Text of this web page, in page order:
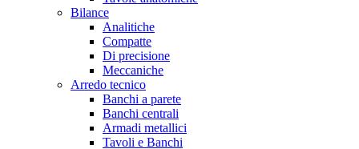
Bilance
Analitiche
Compatte
Di precisione
Meccaniche
Arredo tecnico
Banchi a parete
Banchi centrali
Armadi metallici
Tavoli e Banchi